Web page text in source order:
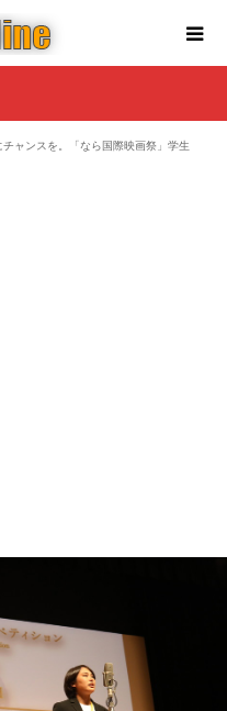
ャンスを。「なら国際映画祭」学生